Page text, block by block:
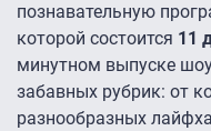
познавательную
которой состоится 11
минутном выпуске
забавных рубрик: от
разнообразных